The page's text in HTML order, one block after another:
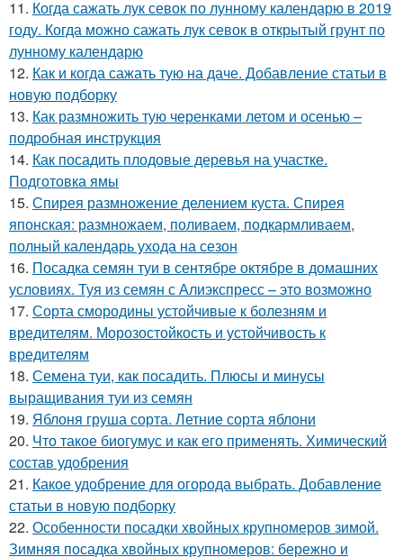
11. Когда сажать лук севок по лунному календарю в 2019
году. Когда можно сажать лук севок в открытый грунт по
лунному календарю
12. Как и когда сажать тую на даче. Добавление статьи в
новую подборку
13. Как размножить тую черенками летом и осенью –
подробная инструкция
14. Как посадить плодовые деревья на участке.
Подготовка ямы
15. Спирея размножение делением куста. Спирея
японская: размножаем, поливаем, подкармливаем,
полный календарь ухода на сезон
16. Посадка семян туи в сентябре октябре в домашних
условиях. Туя из семян с Алиэкспресс – это возможно
17. Сорта смородины устойчивые к болезням и
вредителям. Морозостойкость и устойчивость к
вредителям
18. Семена туи, как посадить. Плюсы и минусы
выращивания туи из семян
19. Яблоня груша сорта. Летние сорта яблони
20. Что такое биогумус и как его применять. Химический
состав удобрения
21. Какое удобрение для огорода выбрать. Добавление
статьи в новую подборку
22. Особенности посадки хвойных крупномеров зимой.
Зимняя посадка хвойных крупномеров: бережно и